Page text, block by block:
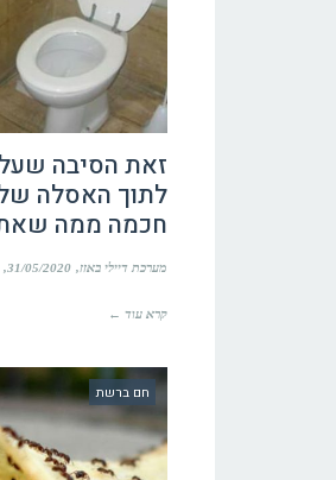
זאת הסיבה
לתוך האסלה
חכמה ממה
מערכת דיילי באזז 31/05/2020
קרא עוד ←
חם ברשת